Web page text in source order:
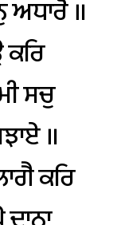
ਅਧਾਰੋ॥
ਕਰਿ
ਸਚੁ
॥
ਕਰਿ